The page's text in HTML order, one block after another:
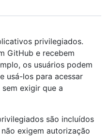
privilegiados.
GitHub e recebem
os usuários podem
usá-los para acessar
exigir que a
são incluídos
exigem autorização